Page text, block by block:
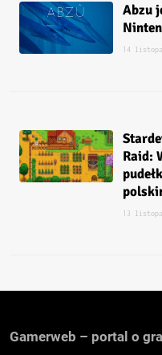
Abzu
14
Raid:
13
Gamerweb – portal o